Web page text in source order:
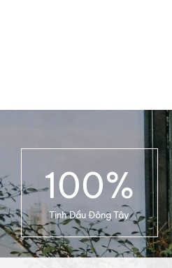
100%
Tinh Dầu Đông Tây